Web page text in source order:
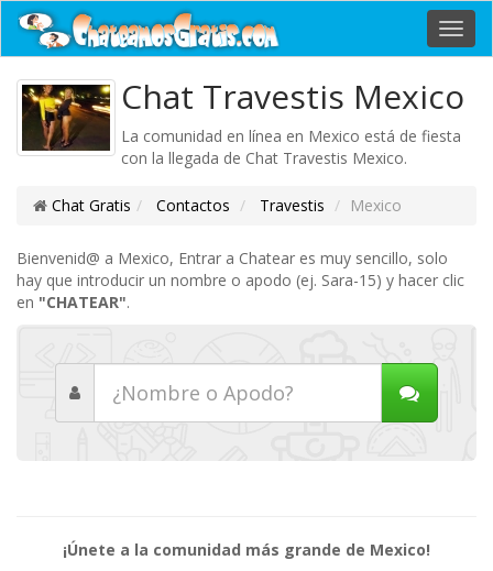
Chat Travestis Mexico
La comunidad en línea en Mexico está de fiesta
con la llegada de Chat Travestis Mexico.
Chat Gratis Contactos Travestis Mexico
Bienvenid@ a Mexico, Entrar a Chatear es muy sencillo, solo
hay que introducir un nombre o apodo (ej. Sara-15) y hacer clic
en "CHATEAR".
¡Únete a la comunidad más grande de Mexico!